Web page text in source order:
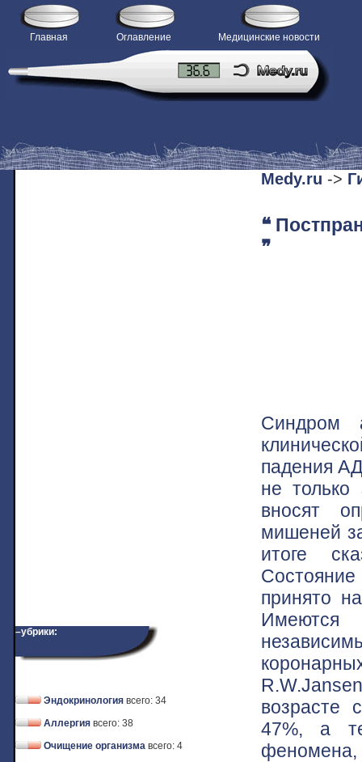
Главная Оглавление Медицинские новости
–убрики:
Эндокринология всего: 34
Аллергия всего: 38
Очищение организма всего: 4
Medy.ru ->
❝
❞
Синдром
падения
не только
вносят
мишеней
итоге
принято
возрасте
47%, а
феномена,